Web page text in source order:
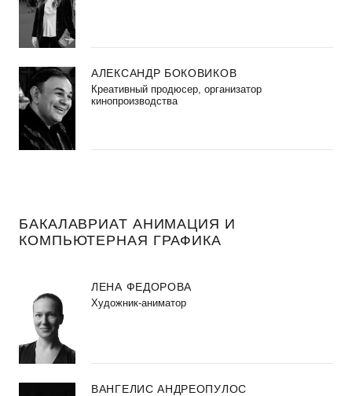
АЛЕКСАНДР БОКОВИКОВ
Креативный продюсер, организатор
кинопроизводства
БАКАЛАВРИАТ АНИМАЦИЯ И
КОМПЬЮТЕРНАЯ ГРАФИКА
ЛЕНА ФЕДОРОВА
Художник-аниматор
ВАНГЕЛИС АНДРЕОПУЛОС